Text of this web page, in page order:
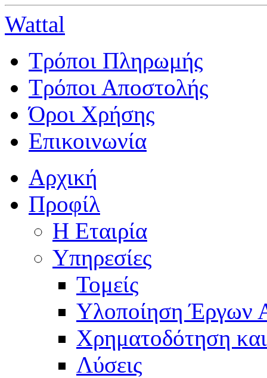
Wattal
Τρόποι Πληρωμής
Τρόποι Αποστολής
Όροι Χρήσης
Επικοινωνία
Αρχική
Προφίλ
Η Εταιρία
Υπηρεσίες
Τομείς
Υλοποίηση Έργων
Χρηματοδότηση
Λύσεις